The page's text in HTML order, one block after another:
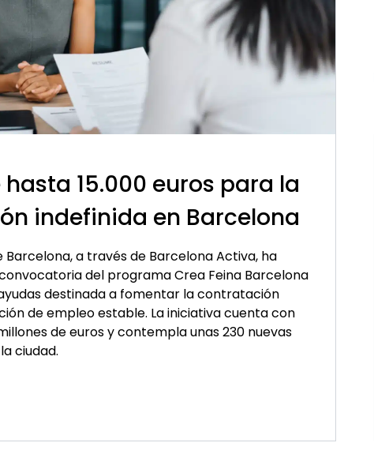
15.000 euros para la
indefinida en Barcelona
Barcelona, ​​a través de Barcelona Activa, ha
del programa Crea Feina Barcelona
destinada a fomentar la contratación
de empleo estable. La iniciativa cuenta con
de euros y contempla unas 230 nuevas
ciudad.